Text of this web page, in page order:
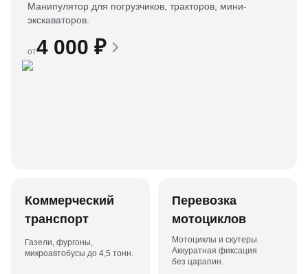
Манипулятор для погрузчиков, тракторов, мини-
экскаваторов.
от4 000 ₽
Коммерческий
транспорт
Газели, фургоны,
микроавтобусы до 4,5 тонн.
Перевозка
мотоциклов
Мотоциклы и скутеры.
Аккуратная фиксация
без царапин.